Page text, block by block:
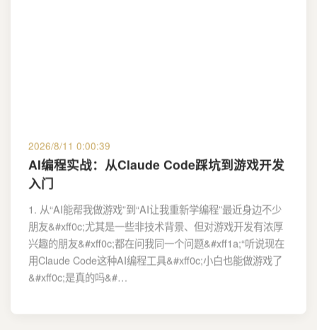
2026/8/11 0:00:39
AI编程实战：从Claude Code踩坑到游戏开发
入门
1. 从“AI能帮我做游戏”到“AI让我重新学编程”最近身边不少
朋友&#xff0c;尤其是一些非技术背景、但对游戏开发有浓厚
兴趣的朋友&#xff0c;都在问我同一个问题&#xff1a;“听说现在
用Claude Code这种AI编程工具&#xff0c;小白也能做游戏了
&#xff0c;是真的吗&#…